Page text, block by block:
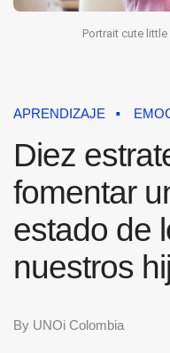
APRENDIZAJE
Diez
fomentar
estado de
nuestros
By UNOi Colombia
Portrait cute